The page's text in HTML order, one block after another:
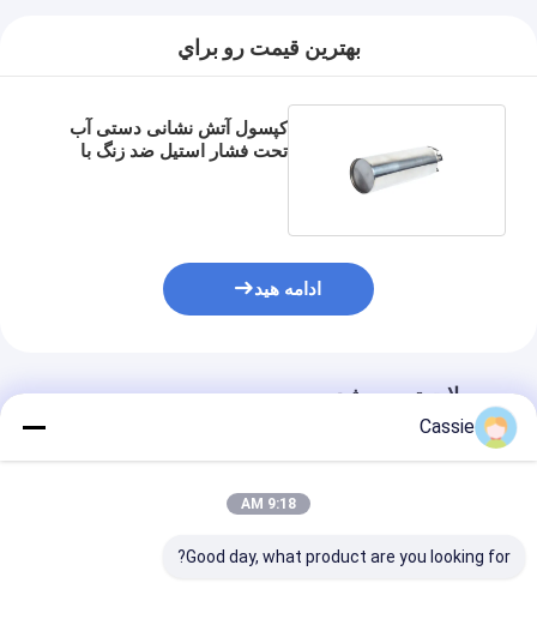
بهترين قيمت رو براي
کپسول آتش نشانی دستی آب
تحت فشار استیل ضد زنگ با
ادامه هید
محصولات توصیه شده
Cassie
9:18 AM
Good day, what product are you looking for?